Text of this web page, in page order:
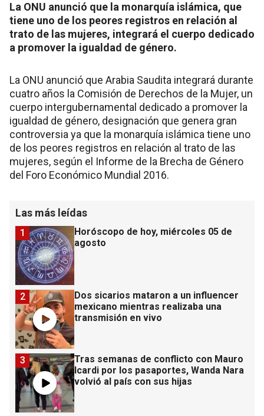
La ONU anunció que la monarquía islámica, que
tiene uno de los peores registros en relación al
trato de las mujeres, integrará el cuerpo dedicado
a promover la igualdad de género.
La ONU anunció que Arabia Saudita integrará durante
cuatro años la Comisión de Derechos de la Mujer, un
cuerpo intergubernamental dedicado a promover la
igualdad de género, designación que genera gran
controversia ya que la monarquía islámica tiene uno
de los peores registros en relación al trato de las
mujeres, según el Informe de la Brecha de Género
del Foro Económico Mundial 2016.
Las más leídas
Horóscopo de hoy, miércoles 05 de
agosto
1
Dos sicarios mataron a un influencer
mexicano mientras realizaba una
transmisión en vivo
2
Tras semanas de conflicto con Mauro
Icardi por los pasaportes, Wanda Nara
volvió al país con sus hijas
3